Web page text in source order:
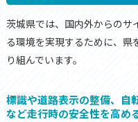
茨城県では、国内外からのサ
る環境を実現するために、県
り組んでいます。
標識や道路表示の整備、自
など走行時の安全性を高め